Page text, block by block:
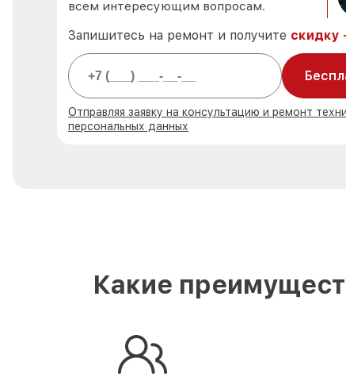
всем интересующим вопросам.
Запишитесь на ремонт и получите скидку
Отправляя заявку на консультацию и ремонт
персональных данных
Какие